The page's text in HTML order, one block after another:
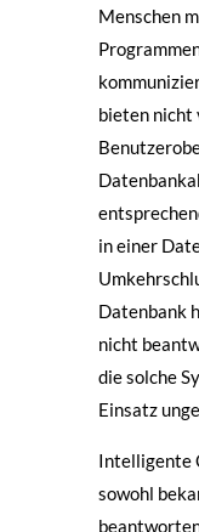
Menschen
bieten nicht
in einer
Datenbank
nicht
die solche
Einsatz
Intelligente
sowohl